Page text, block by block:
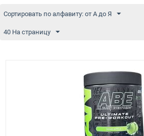
Сортировать по алфавиту: от А до Я
40 На страницу